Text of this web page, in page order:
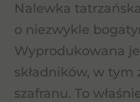
Nalewka
o niezwykle
Wyprodukowana
składników, w tym
szafranu. To